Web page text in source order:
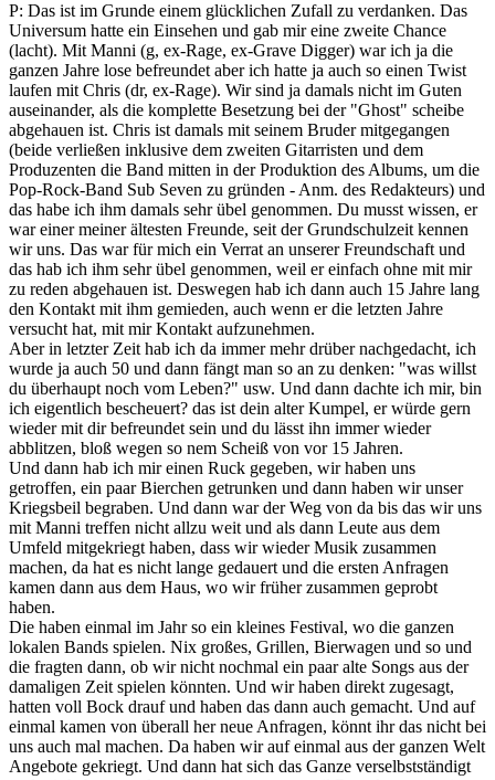
P: Das ist im Grunde einem glücklichen Zufall zu verdanken. Das
Universum hatte ein Einsehen und gab mir eine zweite Chance
(lacht). Mit Manni (g, ex-Rage, ex-Grave Digger) war ich ja die
ganzen Jahre lose befreundet aber ich hatte ja auch so einen Twist
laufen mit Chris (dr, ex-Rage). Wir sind ja damals nicht im Guten
auseinander, als die komplette Besetzung bei der "Ghost" scheibe
abgehauen ist. Chris ist damals mit seinem Bruder mitgegangen
(beide verließen inklusive dem zweiten Gitarristen und dem
Produzenten die Band mitten in der Produktion des Albums, um die
Pop-Rock-Band Sub Seven zu gründen - Anm. des Redakteurs) und
das habe ich ihm damals sehr übel genommen. Du musst wissen, er
war einer meiner ältesten Freunde, seit der Grundschulzeit kennen
wir uns. Das war für mich ein Verrat an unserer Freundschaft und
das hab ich ihm sehr übel genommen, weil er einfach ohne mit mir
zu reden abgehauen ist. Deswegen hab ich dann auch 15 Jahre lang
den Kontakt mit ihm gemieden, auch wenn er die letzten Jahre
versucht hat, mit mir Kontakt aufzunehmen.
Aber in letzter Zeit hab ich da immer mehr drüber nachgedacht, ich
wurde ja auch 50 und dann fängt man so an zu denken: "was willst
du überhaupt noch vom Leben?" usw. Und dann dachte ich mir, bin
ich eigentlich bescheuert? das ist dein alter Kumpel, er würde gern
wieder mit dir befreundet sein und du lässt ihn immer wieder
abblitzen, bloß wegen so nem Scheiß von vor 15 Jahren.
Und dann hab ich mir einen Ruck gegeben, wir haben uns
getroffen, ein paar Bierchen getrunken und dann haben wir unser
Kriegsbeil begraben. Und dann war der Weg von da bis das wir uns
mit Manni treffen nicht allzu weit und als dann Leute aus dem
Umfeld mitgekriegt haben, dass wir wieder Musik zusammen
machen, da hat es nicht lange gedauert und die ersten Anfragen
kamen dann aus dem Haus, wo wir früher zusammen geprobt
haben.
Die haben einmal im Jahr so ein kleines Festival, wo die ganzen
lokalen Bands spielen. Nix großes, Grillen, Bierwagen und so und
die fragten dann, ob wir nicht nochmal ein paar alte Songs aus der
damaligen Zeit spielen könnten. Und wir haben direkt zugesagt,
hatten voll Bock drauf und haben das dann auch gemacht. Und auf
einmal kamen von überall her neue Anfragen, könnt ihr das nicht bei
uns auch mal machen. Da haben wir auf einmal aus der ganzen Welt
Angebote gekriegt. Und dann hat sich das Ganze verselbstständigt